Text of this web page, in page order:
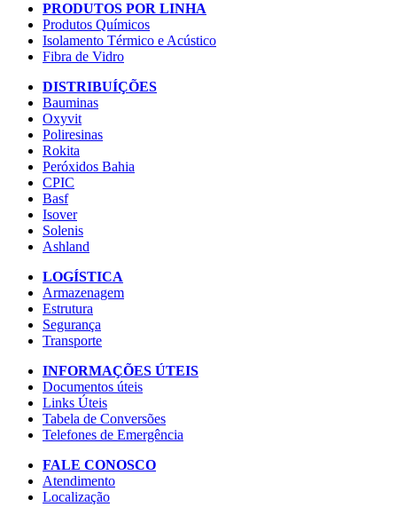
PRODUTOS POR LINHA
Produtos Químicos
Isolamento Térmico e Acústico
Fibra de Vidro
DISTRIBUÍÇÕES
Bauminas
Oxyvit
Poliresinas
Rokita
Peróxidos Bahia
CPIC
Basf
Isover
Solenis
Ashland
LOGÍSTICA
Armazenagem
Estrutura
Segurança
Transporte
INFORMAÇÕES ÚTEIS
Documentos úteis
Links Úteis
Tabela de Conversões
Telefones de Emergência
FALE CONOSCO
Atendimento
Localização